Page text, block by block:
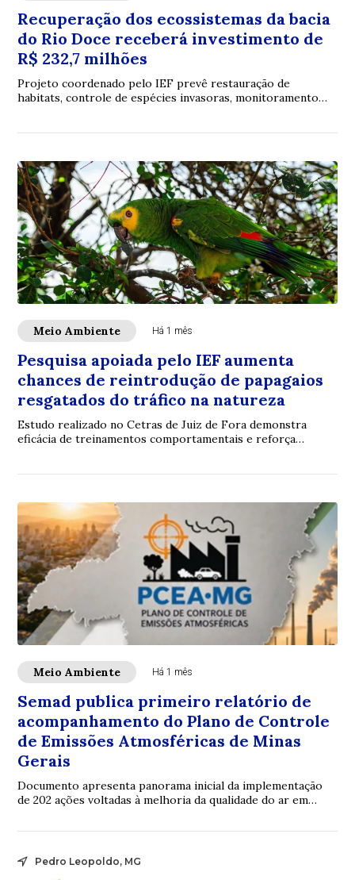
Recuperação dos ecossistemas da bacia
do Rio Doce receberá investimento de
R$ 232,7 milhões
Projeto coordenado pelo IEF prevê restauração de
habitats, controle de espécies invasoras, monitoramento
Meio Ambiente Há 1 mês
Pesquisa apoiada pelo IEF aumenta
chances de reintrodução de papagaios
resgatados do tráfico na natureza
Estudo realizado no Cetras de Juiz de Fora demonstra
eficácia de treinamentos comportamentais e reforça
Meio Ambiente Há 1 mês
Semad publica primeiro relatório de
acompanhamento do Plano de Controle
de Emissões Atmosféricas de Minas
Gerais
Documento apresenta panorama inicial da implementação
de 202 ações voltadas à melhoria da qualidade do ar em
Pedro Leopoldo, MG